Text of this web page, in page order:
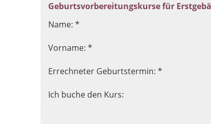
Geburtsvorbereitungskurse für
Name: *
Vorname: *
Errechneter Geburtstermin: *
Ich buche den Kurs: